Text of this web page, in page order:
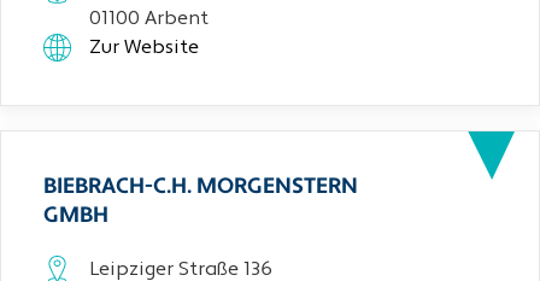
01100 Arbent
Zur Website
BIEBRACH-C.H. MORGENSTERN
GMBH
Leipziger Straße 136